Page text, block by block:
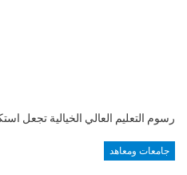
رسوم التعليم العالي الخيالية تجعل
جامعات ومعاهد